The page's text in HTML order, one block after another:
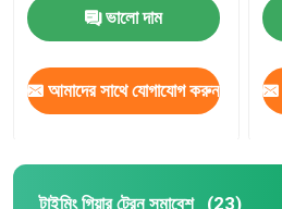
ভালো দাম
আমাদের সাথে যোগাযোগ করুন
টাইমিং গিয়ার ট্রেন সমাবেশ (23)